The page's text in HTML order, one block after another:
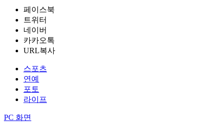
페이스북
트위터
네이버
카카오톡
URL복사
스포츠
연예
포토
라이프
PC 화면